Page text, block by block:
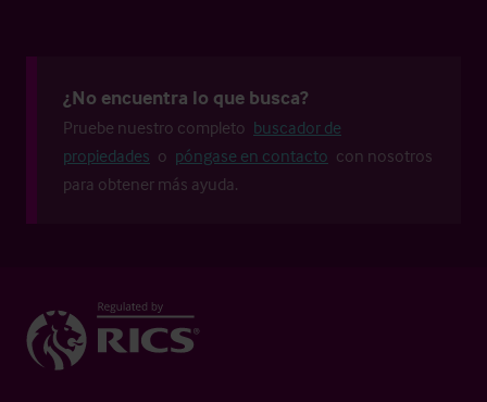
¿No encuentra lo que busca?
Pruebe nuestro completo buscador de
propiedades o póngase en contacto con nosotros
para obtener más ayuda.